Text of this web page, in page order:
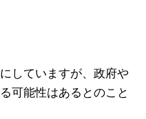
していますが、政府や
可能性はあるとのこと